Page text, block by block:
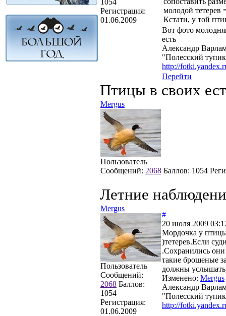
Регистрация:
01.06.2009
молодой тетерев
Кстати, у той
Вот фото
есть
Александр
"Полесский
http://
Перейти
Птицы в своих
Mergus
Пользователь
Сообщений: 2068 Баллов: 1054
Летние
Mergus
Пользователь
Сообщений:
2068 Баллов:
1054
Регистрация:
01.06.2009
#
20 июля 2009
Мордочка у
)тетерев.Если
.Сохранились
такие брошеные
должны
Изменено: Mergus
Александр
"Полесский
http://